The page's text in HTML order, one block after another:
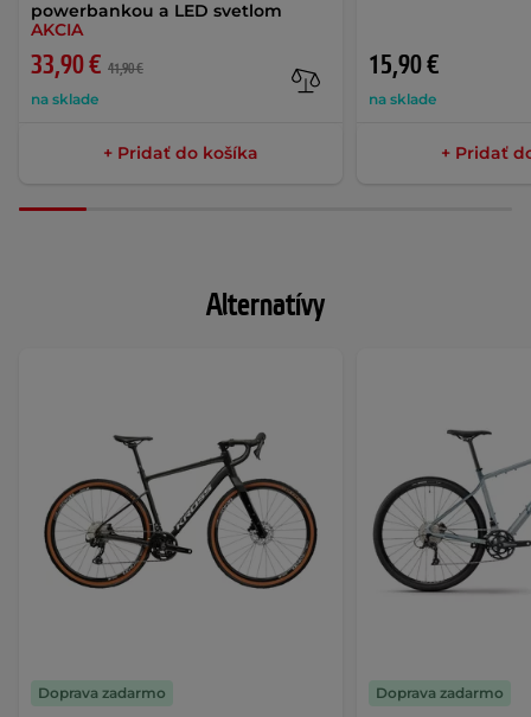
powerbankou a LED svetlom
AKCIA
33,90 € 41,90 €
na sklade
+ Pridať do košíka
15,90 €
na sklade
+ Pridať
Alternatívy
Doprava zadarmo Doprava zadarmo